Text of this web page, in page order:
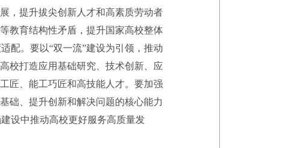
，提升拔尖创新人才和高素质劳动者
教育结构性矛盾，提升国家高校整体
配。要以“双一流”建设为引领，推动
校打造应用基础研究、技术创新、应
匠、能工巧匠和高技能人才。要加强
础、提升创新和解决问题的核心能力
设中推动高校更好服务高质量发